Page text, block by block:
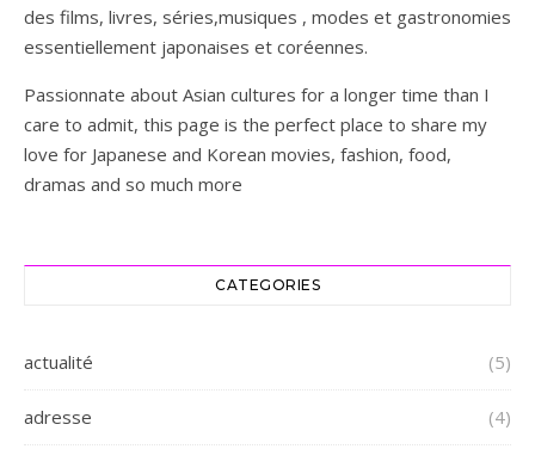
des films, livres, séries,musiques , modes et gastronomies
essentiellement japonaises et coréennes.
Passionnate about Asian cultures for a longer time than I
care to admit, this page is the perfect place to share my
love for Japanese and Korean movies, fashion, food,
dramas and so much more
CATEGORIES
actualité (5)
adresse (4)